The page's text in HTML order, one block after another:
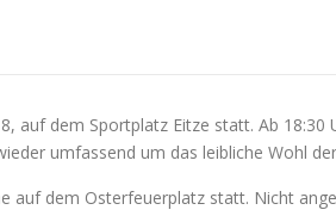
auf dem Sportplatz Eitze statt. Ab
umfassend um das leibliche Wohl
auf dem Osterfeuerplatz statt. Nicht